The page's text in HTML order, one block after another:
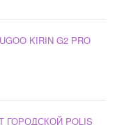
KIRIN G2 PRO
ГОРОДСКОЙ POLIS